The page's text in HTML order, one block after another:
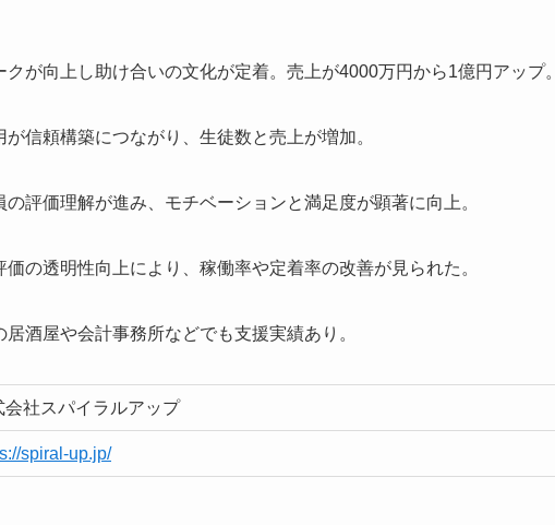
が向上し助け合いの文化が定着。売上が4000万円から1億円アップ。
信頼構築につながり、生徒数と売上が増加。
評価理解が進み、モチベーションと満足度が顕著に向上。
の透明性向上により、稼働率や定着率の改善が見られた。
酒屋や会計事務所などでも支援実績あり。
会社スパイラルアップ
spiral-up.jp/